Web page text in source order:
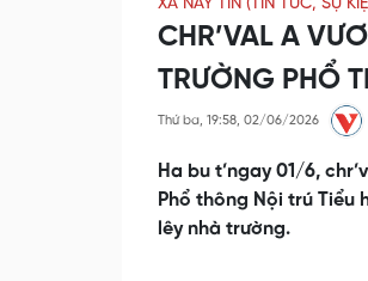
XA NAY TIN (TIN TỨC, SỰ
CHR’VAL A
TRƯỜNG PHỔ
Thứ ba, 19:58, 02/06/2026
Ha bu t’ngay 01/6,
Phổ thông Nội trú Tiểu
lêy nhà trường.